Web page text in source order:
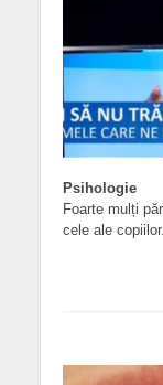
Psihologie
Foarte mulți
cele ale